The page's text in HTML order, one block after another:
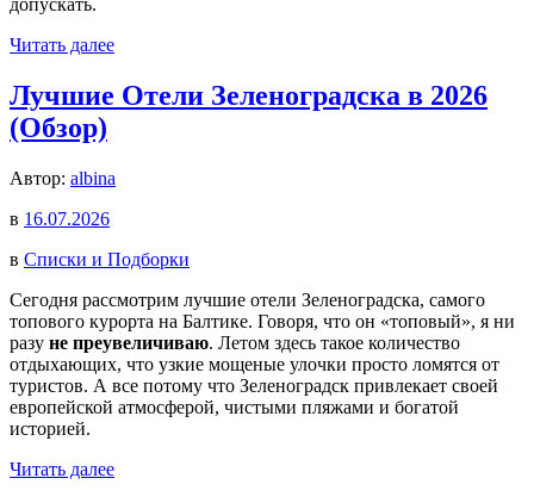
допускать.
Читать далее
Лучшие Отели Зеленоградска в 2026
(Обзор)
Автор: albina
в 16.07.2026
в Списки и Подборки
Сегодня рассмотрим лучшие отели Зеленоградска, самого
топового курорта на Балтике. Говоря, что он «топовый», я ни
разу не преувеличиваю. Летом здесь такое количество
отдыхающих, что узкие мощеные улочки просто ломятся от
туристов. А все потому что Зеленоградск привлекает своей
европейской атмосферой, чистыми пляжами и богатой
историей.
Читать далее